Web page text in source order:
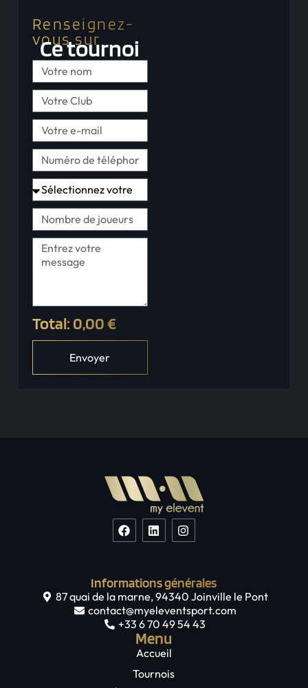
Renseignez-
vous sur
Ce tournoi
Total: 0,00 €
Envoyer
Informations générales
87 quai de la marne, 94340 Joinville le Pont
contact@myeleventsport.com
+33 6 70 49 54 43
Menu
Accueil
Tournois